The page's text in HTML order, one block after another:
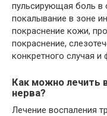
пульсирующая боль в
покалывание в зоне
покраснение кожи,
покраснение,
конкретного случая
Как можно лечить
нерва?
Лечение воспаления